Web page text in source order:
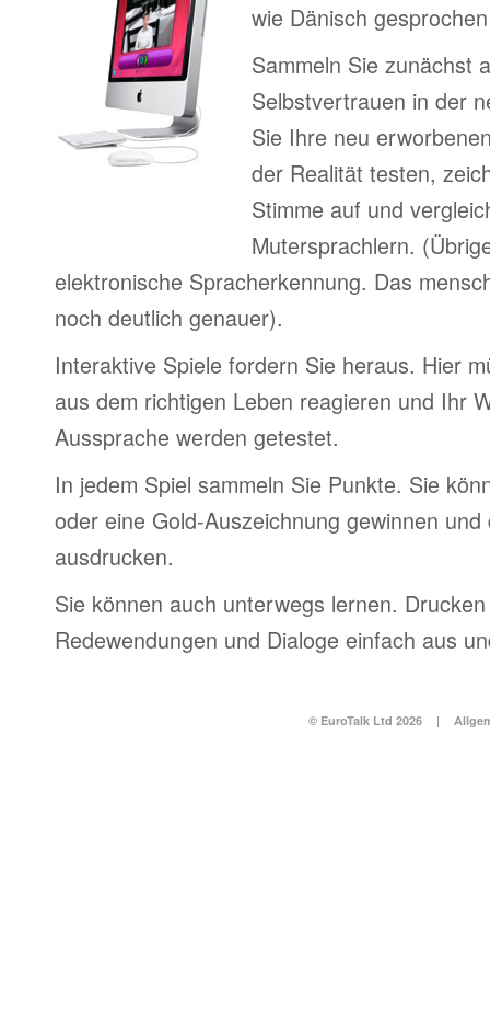
wie Dänisch
Sammeln Sie zunächst
Selbstvertrauen in der
Sie Ihre neu
der Realität testen,
Stimme auf und
Mutersprachlern.
elektronische Spracherkennung. Das
noch deutlich genauer).
Interaktive Spiele fordern Sie heraus. Hier
aus dem richtigen Leben reagieren und Ihr
Aussprache werden getestet.
In jedem Spiel sammeln Sie Punkte. Sie
oder eine Gold-Auszeichnung gewinnen
ausdrucken.
Sie können auch unterwegs lernen.
Redewendungen und Dialoge einfach aus
© EuroTalk Ltd 2026 |